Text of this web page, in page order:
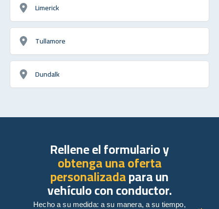
Limerick
Tullamore
Dundalk
Rellene el formulario y
obtenga una oferta
personalizadapara un
vehículo con conductor.
Hecho a su medida: a su manera, a su tiempo,